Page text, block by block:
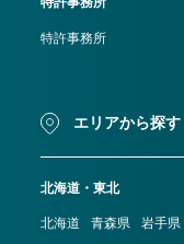
特許事務所
エリアから探す
北海道・東北
北海道 青森県 岩手県